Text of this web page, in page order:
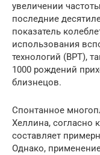
увеличении
последние
показатель
использования
технологий (ВРТ),
1000 рождений
близнецов.
Спонтанное
Хеллина, согласно
составляет
Однако,